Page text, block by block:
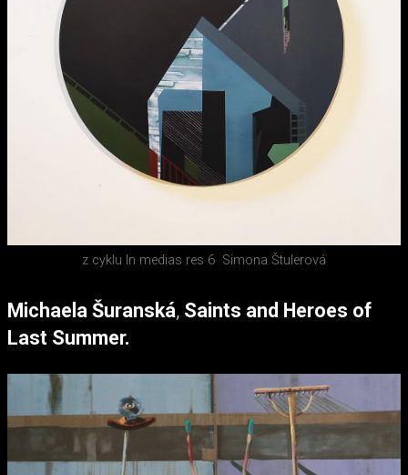
z cyklu In medias res 6 Simona Štulerová
Michaela Šuranská, Saints and Heroes of
Last Summer.